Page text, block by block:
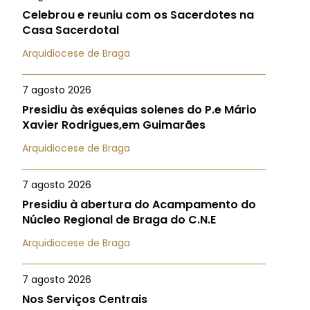
Celebrou e reuniu com os Sacerdotes na
Casa Sacerdotal
Arquidiocese de Braga
7 agosto 2026
Presidiu às exéquias solenes do P.e Mário
Xavier Rodrigues,em Guimarães
Arquidiocese de Braga
7 agosto 2026
Presidiu à abertura do Acampamento do
Núcleo Regional de Braga do C.N.E
Arquidiocese de Braga
7 agosto 2026
Nos Serviços Centrais